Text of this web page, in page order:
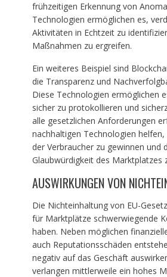
frühzeitigen Erkennung von
Technologien ermöglichen es,
Aktivitäten in Echtzeit zu
Maßnahmen zu ergreifen.
Ein weiteres Beispiel sind
die Transparenz und
Diese Technologien ermöglichen
sicher zu protokollieren und
alle gesetzlichen Anforderungen
nachhaltigen Technologien helfen,
der Verbraucher zu gewinnen und
Glaubwürdigkeit des Marktplatzes
AUSWIRKUNGEN VON
Die Nichteinhaltung von EU-
für Marktplätze schwerwiegende
haben. Neben möglichen
auch Reputationsschäden
negativ auf das Geschäft
verlangen mittlerweile ein hohes